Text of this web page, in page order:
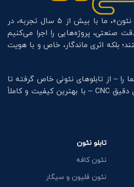
در مجموعه «سی‌ان‌سی و نئون»، ما با بیش از ۵ سال تجربه، در
صنعتی، پروژه‌هایی را اجرا می‌کنیم
بلکه اثری ماندگار، خاص و با هویت
را – از تابلوهای نئونی خاص گرفته تا
سقف‌های تایل و برش‌های دقیق CNC – با بهترین کیفیت و کاملاً
تابلو نئون
نئون کافه
نئون قلیون و سیگار